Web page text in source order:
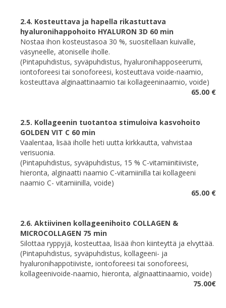
2.4. Kosteuttava ja hapella rikastuttava
hyaluronihappohoito HYALURON 3D 60 min
Nostaa ihon kosteustasoa 30 %, suositellaan kuivalle,
väsyneelle, atoniselle iholle.
(Pintapuhdistus, syväpuhdistus, hyaluronihapposeerumi,
iontoforeesi tai sonoforeesi, kosteuttava voide-naamio,
kosteuttava alginaattinaamio tai kollageeninaamio, voide)
65.00 €
2.5. Kollageenin tuotantoa stimuloiva kasvohoito
GOLDEN VIT C 60 min
Vaalentaa, lisää iholle heti uutta kirkkautta, vahvistaa
verisuonia.
(Pintapuhdistus, syväpuhdistus, 15 % C-vitamiinitiiviste,
hieronta, alginaatti naamio C-vitamiinilla tai kollageeni
naamio C- vitamiinilla, voide)
65.00 €
2.6. Aktiivinen kollageenihoito COLLAGEN &
MICROCOLLAGEN 75 min
Silottaa ryppyjä, kosteuttaa, lisää ihon kiinteyttä ja elvyttää.
(Pintapuhdistus, syväpuhdistus, kollageeni- ja
hyaluronihappotiiviste, iontoforeesi tai sonoforeesi,
kollageenivoide-naamio, hieronta, alginaattinaamio, voide)
75.00€